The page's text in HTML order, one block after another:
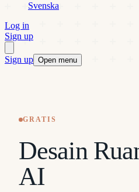
Svenska
Log in
Sign up
Sign up Open menu
GRATIS
Desain
AI